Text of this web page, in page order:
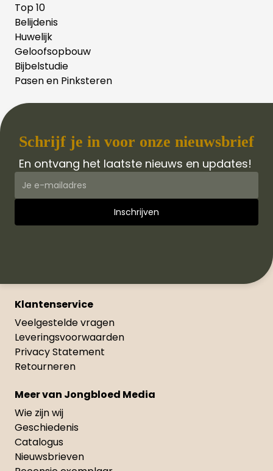
Top 10
Belijdenis
Huwelijk
Geloofsopbouw
Bijbelstudie
Pasen en Pinksteren
Schrijf je in voor onze nieuwsbrief
En ontvang het laatste nieuws en updates!
Klantenservice
Veelgestelde vragen
Leveringsvoorwaarden
Privacy Statement
Retourneren
Meer van Jongbloed Media
Wie zijn wij
Geschiedenis
Catalogus
Nieuwsbrieven